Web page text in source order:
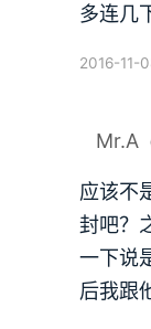
多连几
2016-11-
Mr.A
应该不
封吧？
一下说
后我跟